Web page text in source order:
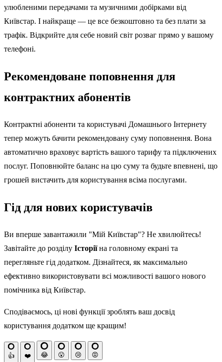
улюбленими передачами та музичними добірками від
Київстар. І найкраще — це все безкоштовно та без плати за
трафік. Відкрийте для себе новий світ розваг прямо у вашому
телефоні.
Рекомендоване поповнення для
контрактних абонентів
Контрактні абоненти та користувачі Домашнього Інтернету
тепер можуть бачити рекомендовану суму поповнення. Вона
автоматично враховує вартість вашого тарифу та підключених
послуг. Поповнюйте баланс на цю суму та будьте впевнені, що
грошей вистачить для користування всіма послугами.
Гід для нових користувачів
Ви вперше завантажили "Мій Київстар"? Не хвилюйтесь!
Завітайте до розділу Історіїна головному екрані та
перегляньте гід додатком. Дізнайтеся, як максимально
ефективно використовувати всі можливості вашого нового
помічника від Київстар.
Сподіваємось, ці нові функції зроблять ваш досвід
користування додатком ще кращим!
👍 ❤️ 😂 😮 😢 😡